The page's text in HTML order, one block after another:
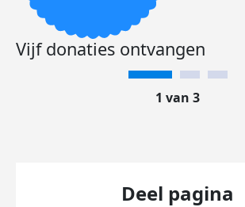
Vijf donaties ontvangen
1 van 3
Deel pagina